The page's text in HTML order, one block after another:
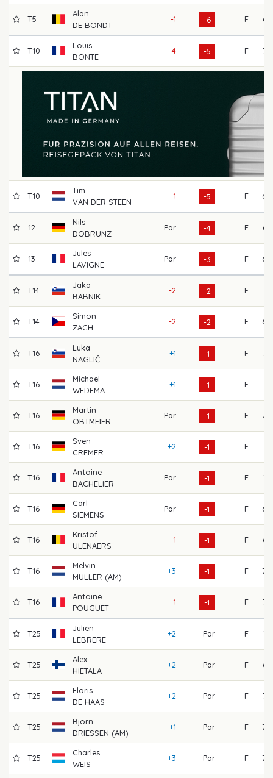
T5
Alan
DE BONDT
-1 -6 F 67
T10
Louis
BONTE
-4 -5 F 73
T10
Tim
VAN DER STEEN
-1 -5 F 68
12
Nils
DOBRUNZ
Par -4 F 65
13
Jules
LAVIGNE
Par -3 F 69
T14
Jaka
BABNIK
-2 -2 F 72
T14
Simon
ZACH
-2 -2 F 69
T16
Luka
NAGLIČ
+1 -1 F 73
T16
Michael
WEDEMA
+1 -1 F 72
T16
Martin
OBTMEIER
Par -1 F 70
T16
Sven
CREMER
+2 -1 F 71
T16
Antoine
BACHELIER
Par -1 F 71
T16
Carl
SIEMENS
Par -1 F 68
T16
Kristof
ULENAERS
-1 -1 F 65
T16
Melvin
MULLER (AM)
+3 -1 F 70
T16
Antoine
POUGUET
-1 -1 F 72
T25
Julien
LEBRERE
+2 Par F 71
T25
Alex
HIETALA
+2 Par F 64
T25
Floris
DE HAAS
+2 Par F 72
T25
Björn
DRIESSEN (AM)
+1 Par F 70
T25
Charles
WEIS
+3 Par F 70